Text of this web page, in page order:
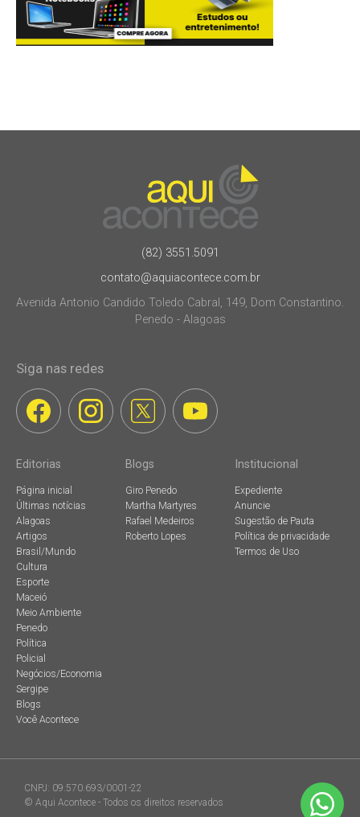
(82) 3551.5091
contato@aquiacontece.com.br
Avenida Antonio Candido Toledo Cabral, 149, Dom Constantino.
Penedo - Alagoas
Siga nas redes
Editorias
Página inicial
Últimas notícias
Alagoas
Artigos
Brasil/Mundo
Cultura
Esporte
Maceió
Meio Ambiente
Penedo
Política
Policial
Negócios/Economia
Sergipe
Blogs
Você Acontece
Blogs
Giro Penedo
Martha Martyres
Rafael Medeiros
Roberto Lopes
Institucional
Expediente
Anuncie
Sugestão de Pauta
Política de privacidade
Termos de Uso
CNPJ: 09.570.693/0001-22
© Aqui Acontece - Todos os direitos reservados